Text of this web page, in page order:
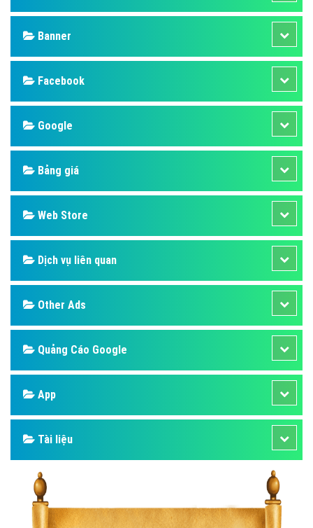
Banner
Facebook
Google
Bảng giá
Web Store
Dịch vụ liên quan
Other Ads
Quảng Cáo Google
App
Tài liệu